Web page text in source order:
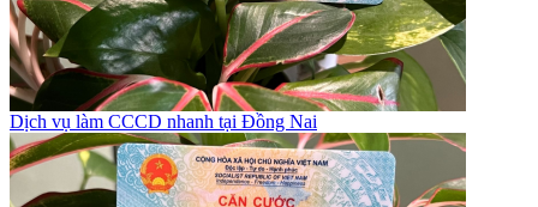
Dịch vụ làm CCCD nhanh tại Đồng Nai